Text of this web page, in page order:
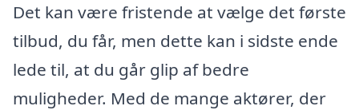
Det kan være fristende at vælge det første
tilbud, du får, men dette kan i sidste ende
lede til, at du går glip af bedre
muligheder. Med de mange aktører, der